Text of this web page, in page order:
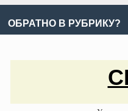
ОБРАТНО В РУБРИКУ?